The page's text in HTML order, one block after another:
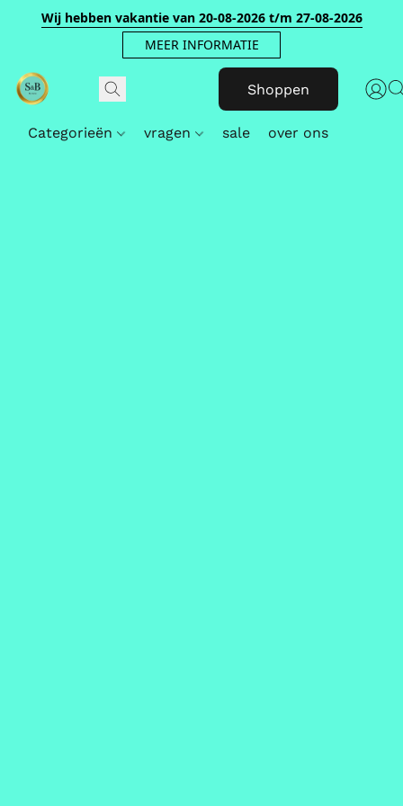
Wij hebben vakantie van 20-08-2026 t/m 27-08-2026
MEER INFORMATIE
Shoppen
Categorieën vragen sale over ons